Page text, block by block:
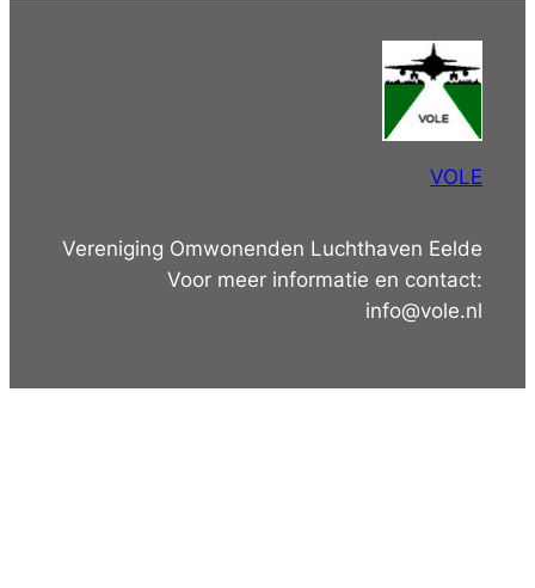
VOLE
Vereniging Omwonenden Luchthaven Eelde
Voor meer informatie en contact:
info@vole.nl